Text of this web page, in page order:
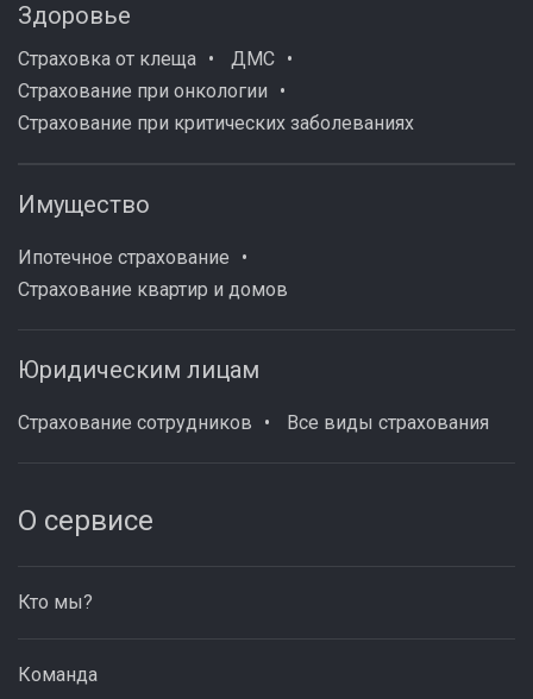
Здоровье
Страховка от клеща
ДМС
Страхование при онкологии
Страхование при критических заболеваниях
Имущество
Ипотечное страхование
Страхование квартир и домов
Юридическим лицам
Страхование сотрудников Все виды страхования
О сервисе
Кто мы?
Команда